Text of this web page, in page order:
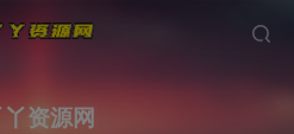
资源网